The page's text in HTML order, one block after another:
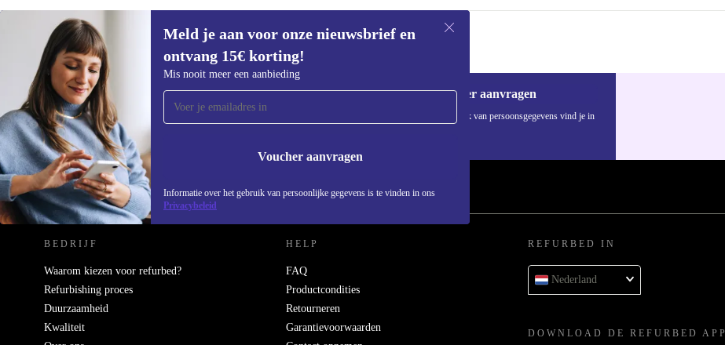
€614 €1249(-51%)
Meld je aan voor onze nieuwsbrief en
ontvang 15€ korting!
Mis nooit meer een aanbieding
Voucher aanvragen
Informatie over het gebruik van persoonlijke gegevens is te vinden in ons
Privacybeleid
Meld je aan voor onze nieuwsbrief en
ontvang €15 korting!
Mis nooit meer een aanbieding.
Voucher aanvragen
Informatie over het gebruik van persoonsgegevens vind je in
REFURBED NEDERLAND - RETHINK NEW.
BEDRIJF
Waarom kiezen voor refurbed?
Refurbishing proces
Duurzaamheid
Kwaliteit
HELP
FAQ
Productcondities
Retourneren
Garantievoorwaarden
REFURBED IN
Nederland
DOWNLOAD DE REFURBED APP